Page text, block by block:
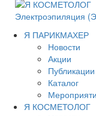
Электроэпиляция
Я ПАРИКМАХЕР
Новости
Акции
Публикации
Каталог
Я КОСМЕТОЛОГ